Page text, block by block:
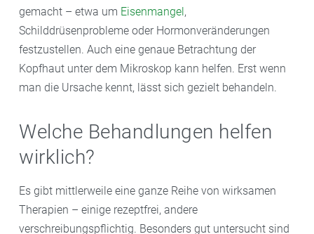
gemacht – etwa um Eisenmangel,
Schilddrüsenprobleme oder Hormonveränderungen
festzustellen. Auch eine genaue Betrachtung der
Kopfhaut unter dem Mikroskop kann helfen. Erst wenn
man die Ursache kennt, lässt sich gezielt behandeln.
Welche Behandlungen helfen
wirklich?
Es gibt mittlerweile eine ganze Reihe von wirksamen
Therapien – einige rezeptfrei, andere
verschreibungspflichtig. Besonders gut untersucht sind